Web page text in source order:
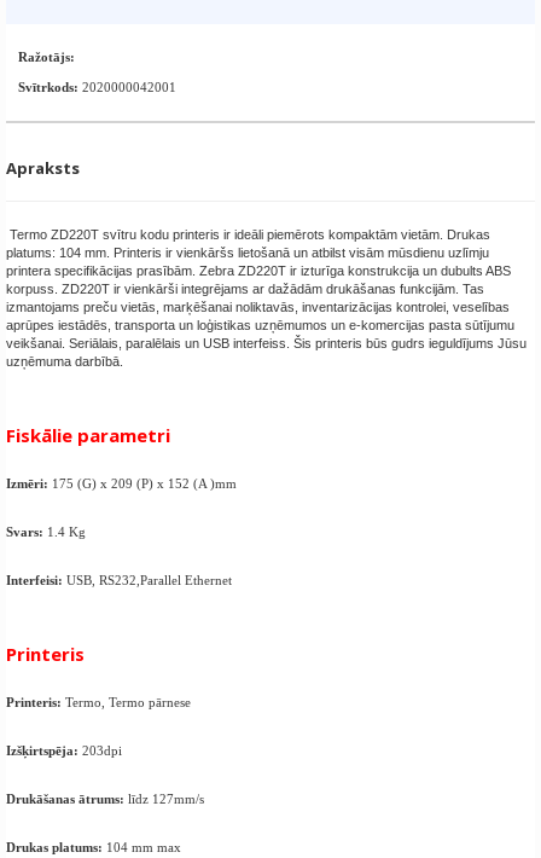
Ražotājs:
Svītrkods: 2020000042001
Apraksts
Termo ZD220T svītru kodu printeris ir ideāli piemērots kompaktām vietām. Drukas
platums: 104 mm. Printeris ir vienkāršs lietošanā un atbilst visām mūsdienu uzlīmju
printera specifikācijas prasībām. Zebra ZD220T ir izturīga konstrukcija un dubults ABS
korpuss. ZD220T ir vienkārši integrējams ar dažādām drukāšanas funkcijām. Tas
izmantojams preču vietās, marķēšanai noliktavās, inventarizācijas kontrolei, veselības
aprūpes iestādēs, transporta un loģistikas uzņēmumos un e-komercijas pasta sūtījumu
veikšanai. Seriālais, paralēlais un USB interfeiss. Šis printeris būs gudrs ieguldījums Jūsu
uzņēmuma darbībā.
Fiskālie parametri
Izmēri: 175 (G) x 209 (P) x 152 (A )mm
Svars: 1.4 Kg
Interfeisi: USB, RS232,Parallel Ethernet
Printeris
Printeris: Termo, Termo pārnese
Izšķirtspēja: 203dpi
Drukāšanas ātrums: līdz 127mm/s
Drukas platums: 104 mm max